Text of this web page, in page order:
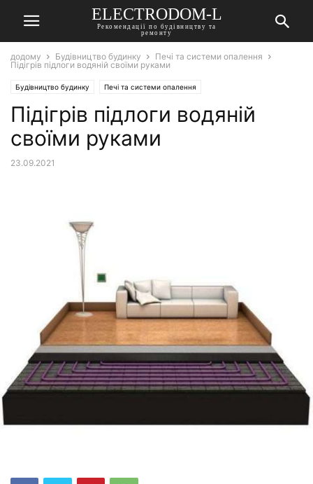
ELECTRODOM-L
Рекомендації по будівництву та
ремонту
додому Будівництво будинку
Печі та системи опалення
Підігрів підлоги водяній своїми руками
Будівництво будинку Печі та системи опалення
Підігрів підлоги водяній
своїми руками
23.09.2021